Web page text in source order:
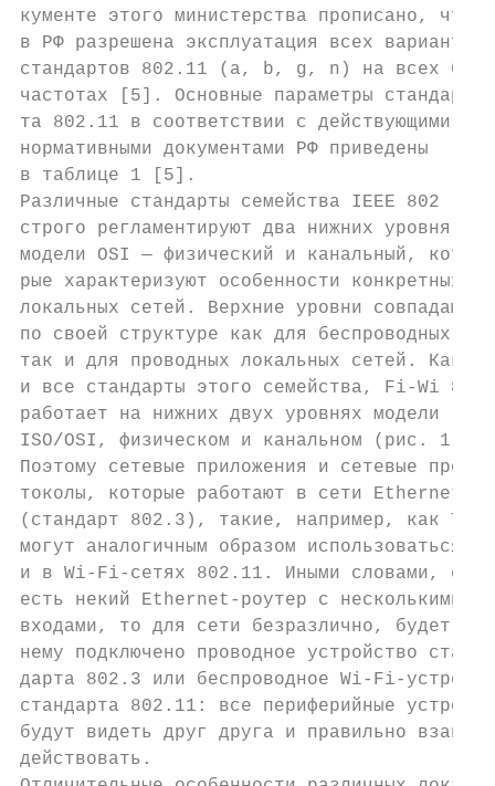
кументе этого министерства
в РФ разрешена эксплуатация всех
стандартов 802.11 (a, b, g, n) на всех
частотах [5]. Основные параметры
та 802.11 в соответствии с действующими
нормативными документами РФ приведены
в таблице 1 [5].
Различные стандарты семейства IEEE 802
строго регламентируют два нижних
модели OSI — физический и канальный,
рые характеризуют особенности
локальных сетей. Верхние уровни
по своей структуре как для
так и для проводных локальных
и все стандарты этого семейства,
работает на нижних двух уровнях
ISO/OSI, физическом и канальном
Поэтому сетевые приложения и
токолы, которые работают в сети
(стандарт 802.3), такие, например,
могут аналогичным образом
и в Wi-Fi-сетях 802.11. Иными
есть некий Ethernet-роутер с
входами, то для сети безразлично,
нему подключено проводное
дарта 802.3 или беспроводное Wi-Fi-
стандарта 802.11: все периферийные
будут видеть друг друга и
действовать.